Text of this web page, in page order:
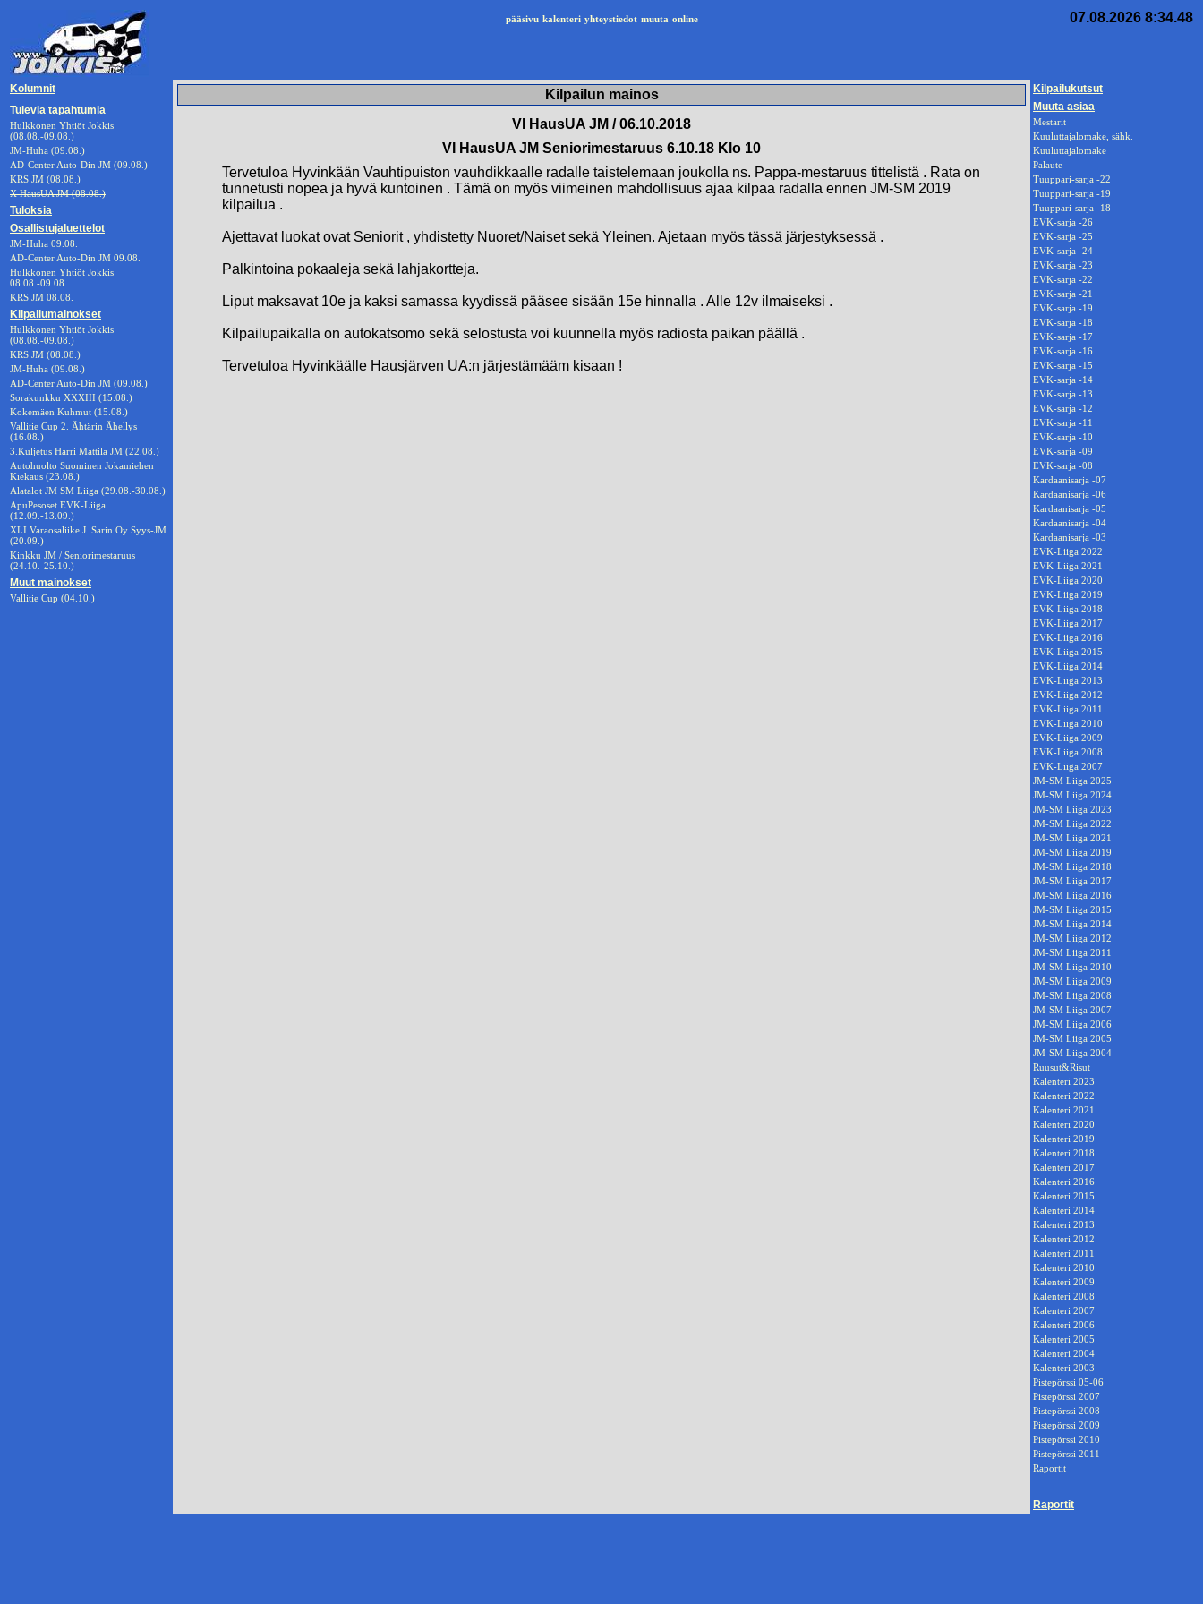
pääsivu kalenteri yhteystiedot muuta online 07.08.2026 8:34.48
Kolumnit
Tulevia tapahtumia
Hulkkonen Yhtiöt Jokkis
(08.08.-09.08.)
JM-Huha (09.08.)
AD-Center Auto-Din JM (09.08.)
KRS JM (08.08.)
X HausUA JM (08.08.)
Tuloksia
Osallistujaluettelot
JM-Huha 09.08.
AD-Center Auto-Din JM 09.08.
Hulkkonen Yhtiöt Jokkis
08.08.-09.08.
KRS JM 08.08.
Kilpailumainokset
Hulkkonen Yhtiöt Jokkis
(08.08.-09.08.)
KRS JM (08.08.)
JM-Huha (09.08.)
AD-Center Auto-Din JM (09.08.)
Sorakunkku XXXIII (15.08.)
Kokemäen Kuhmut (15.08.)
Vallitie Cup 2. Ähtärin Ähellys
(16.08.)
3.Kuljetus Harri Mattila JM (22.08.)
Autohuolto Suominen Jokamiehen
Kiekaus (23.08.)
Alatalot JM SM Liiga (29.08.-30.08.)
ApuPesoset EVK-Liiga
(12.09.-13.09.)
XLI Varaosaliike J. Sarin Oy Syys-JM
(20.09.)
Kinkku JM / Seniorimestaruus
(24.10.-25.10.)
Muut mainokset
Vallitie Cup (04.10.)
Kilpailun mainos
VI HausUA JM / 06.10.2018
VI HausUA JM Seniorimestaruus 6.10.18 Klo 10
Tervetuloa Hyvinkään Vauhtipuiston vauhdikkaalle radalle taistelemaan joukolla ns. Pappa-mestaruus tittelistä . Rata on
tunnetusti nopea ja hyvä kuntoinen . Tämä on myös viimeinen mahdollisuus ajaa kilpaa radalla ennen JM-SM 2019
kilpailua .
Ajettavat luokat ovat Seniorit , yhdistetty Nuoret/Naiset sekä Yleinen. Ajetaan myös tässä järjestyksessä .
Palkintoina pokaaleja sekä lahjakortteja.
Liput maksavat 10e ja kaksi samassa kyydissä pääsee sisään 15e hinnalla . Alle 12v ilmaiseksi .
Kilpailupaikalla on autokatsomo sekä selostusta voi kuunnella myös radiosta paikan päällä .
Tervetuloa Hyvinkäälle Hausjärven UA:n järjestämääm kisaan !
Kilpailukutsut
Muuta asiaa
Mestarit
Kuuluttajalomake, sähk.
Kuuluttajalomake
Palaute
Tuuppari-sarja -22
Tuuppari-sarja -19
Tuuppari-sarja -18
EVK-sarja -26
EVK-sarja -25
EVK-sarja -24
EVK-sarja -23
EVK-sarja -22
EVK-sarja -21
EVK-sarja -19
EVK-sarja -18
EVK-sarja -17
EVK-sarja -16
EVK-sarja -15
EVK-sarja -14
EVK-sarja -13
EVK-sarja -12
EVK-sarja -11
EVK-sarja -10
EVK-sarja -09
EVK-sarja -08
Kardaanisarja -07
Kardaanisarja -06
Kardaanisarja -05
Kardaanisarja -04
Kardaanisarja -03
EVK-Liiga 2022
EVK-Liiga 2021
EVK-Liiga 2020
EVK-Liiga 2019
EVK-Liiga 2018
EVK-Liiga 2017
EVK-Liiga 2016
EVK-Liiga 2015
EVK-Liiga 2014
EVK-Liiga 2013
EVK-Liiga 2012
EVK-Liiga 2011
EVK-Liiga 2010
EVK-Liiga 2009
EVK-Liiga 2008
EVK-Liiga 2007
JM-SM Liiga 2025
JM-SM Liiga 2024
JM-SM Liiga 2023
JM-SM Liiga 2022
JM-SM Liiga 2021
JM-SM Liiga 2019
JM-SM Liiga 2018
JM-SM Liiga 2017
JM-SM Liiga 2016
JM-SM Liiga 2015
JM-SM Liiga 2014
JM-SM Liiga 2012
JM-SM Liiga 2011
JM-SM Liiga 2010
JM-SM Liiga 2009
JM-SM Liiga 2008
JM-SM Liiga 2007
JM-SM Liiga 2006
JM-SM Liiga 2005
JM-SM Liiga 2004
Ruusut&Risut
Kalenteri 2023
Kalenteri 2022
Kalenteri 2021
Kalenteri 2020
Kalenteri 2019
Kalenteri 2018
Kalenteri 2017
Kalenteri 2016
Kalenteri 2015
Kalenteri 2014
Kalenteri 2013
Kalenteri 2012
Kalenteri 2011
Kalenteri 2010
Kalenteri 2009
Kalenteri 2008
Kalenteri 2007
Kalenteri 2006
Kalenteri 2005
Kalenteri 2004
Kalenteri 2003
Pistepörssi 05-06
Pistepörssi 2007
Pistepörssi 2008
Pistepörssi 2009
Pistepörssi 2010
Pistepörssi 2011
Raportit
Raportit